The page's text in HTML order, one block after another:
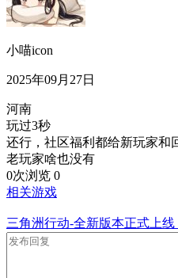
小喵icon
2025年09月27日
河南
玩过3秒
还行，社区福利都给新玩家和
老玩家啥也没有
0次浏览 0
相关游戏
三角洲行动-全新版本正式上线